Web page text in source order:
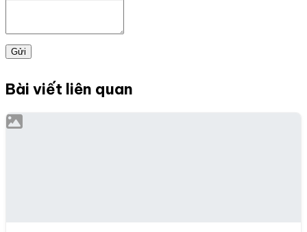
Gửi
Bài viết liên quan